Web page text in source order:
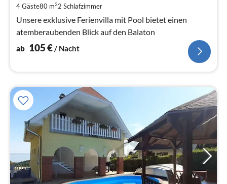
4 Gäste80 m22 Schlafzimmer
Unsere exklusive Ferienvilla mit Pool bietet einen
atemberaubenden Blick auf den Balaton
ab 105€ / Nacht